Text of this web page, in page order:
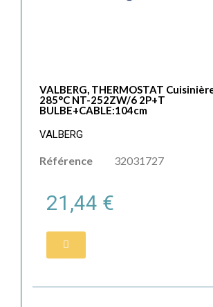
VALBERG, THERMOSTAT
285°C NT-252ZW/6 2P+T
BULBE+CABLE:104cm
VALBERG
Référence 32031727
21,44 €